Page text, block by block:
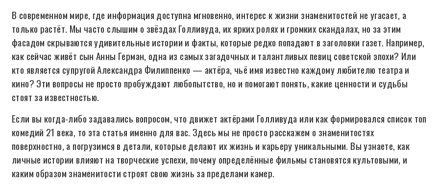
В современном мире, где информация доступна мгновенно, интерес к жизни знаменитостей не угасает, а
только растёт. Мы часто слышим о звёздах Голливуда, их ярких ролях и громких скандалах, но за этим
фасадом скрываются удивительные истории и факты, которые редко попадают в заголовки газет. Например,
как сейчас живёт сын Анны Герман, одна из самых загадочных и талантливых певиц советской эпохи? Или
кто является супругой Александра Филиппенко — актёра, чьё имя известно каждому любителю театра и
кино? Эти вопросы не просто пробуждают любопытство, но и помогают понять, какие ценности и судьбы
стоят за известностью.
Если вы когда-либо задавались вопросом, что движет актёрами Голливуда или как формировался список топ
комедий 21 века, то эта статья именно для вас. Здесь мы не просто расскажем о знаменитостях
поверхностно, а погрузимся в детали, которые делают их жизнь и карьеру уникальными. Вы узнаете, как
личные истории влияют на творческие успехи, почему определённые фильмы становятся культовыми, и
каким образом знаменитости строят свою жизнь за пределами камер.